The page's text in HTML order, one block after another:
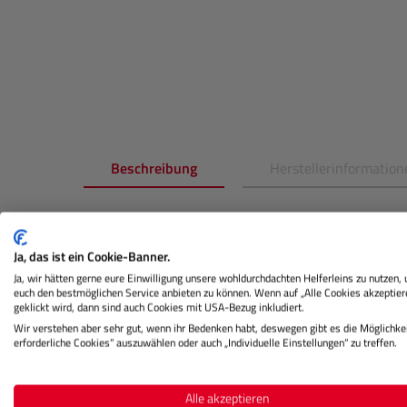
Beschreibung
Fotos)"
Wie die legendären Polaroid-Kameras der 80er
Film großer Beliebtheit. Er passt perfekt zu
ist auch eine kleine Batterie enthalten. Aber
geeignet. Denn der Polaroid i-Type Film ist nur
kompatibel. In diesem Vorteilspack erhältst du
Ja, das ist ein Cookie-Banner.
Ja, wir hätten gerne eure Einwilligung unsere wohldurchdachten Helferleins zu nutzen,
euch den bestmöglichen Service anbieten zu können. Wenn auf „Alle Cookies
geklickt wird, dann sind auch Cookies mit USA-Bezug inkludiert.
Wir verstehen aber sehr gut, wenn ihr Bedenken habt, deswegen gibt es die
erforderliche Cookies“ auszuwählen oder auch „Individuelle Einstellungen“ zu treffen.
Alle akzeptieren